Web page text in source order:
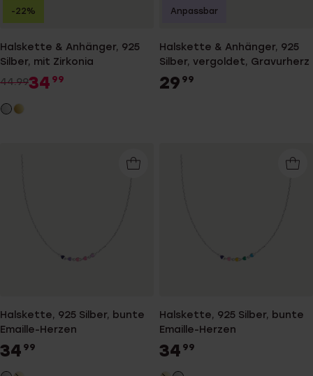
Halskette & Anhänger, 925
Silber, mit Zirkonia
44.9934 99
-22%
Halskette & Anhänger, 925
Silber, vergoldet, Gravurherz
29 99
Anpassbar
Halskette, 925 Silber, bunte
Emaille-Herzen
34 99
Halskette, 925 Silber, bunte
Emaille-Herzen
34 99